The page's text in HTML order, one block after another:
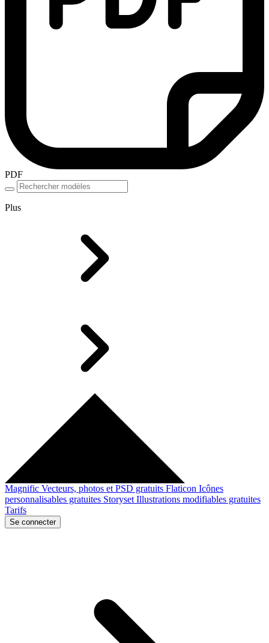
PDF
Plus
Magnific Vecteurs, photos et PSD gratuits Flaticon Icônes
personnalisables gratuites Storyset Illustrations modifiables gratuites
Tarifs
Se connecter